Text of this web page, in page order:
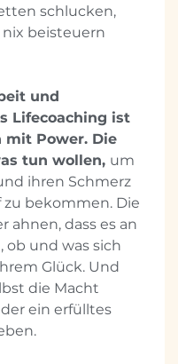
schlucken,
beisteuern
und
Lifecoaching ist
mit Power. Die
tun wollen, um
ihren Schmerz
zu bekommen. Die
ahnen, dass es an
ob und was sich
Glück. Und
die Macht
ein erfülltes